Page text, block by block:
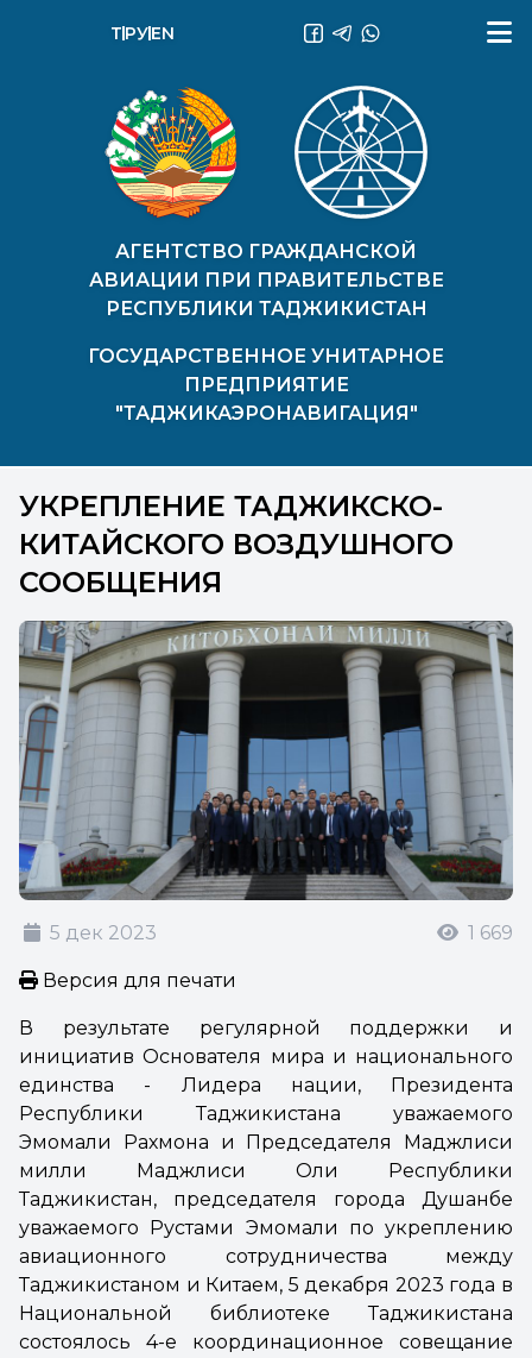
АГЕНТСТВО ГРАЖДАНСКОЙ
АВИАЦИИ ПРИ ПРАВИТЕЛЬСТВЕ
РЕСПУБЛИКИ ТАДЖИКИСТАН
ГОСУДАРСТВЕННОЕ УНИТАРНОЕ
ПРЕДПРИЯТИЕ
"ТАДЖИКАЭРОНАВИГАЦИЯ"
ТҶ РУEN
УКРЕПЛЕНИЕ ТАДЖИКСКО-
КИТАЙСКОГО ВОЗДУШНОГО
СООБЩЕНИЯ
5 дек 2023 1 669
Версия для печати
В результате регулярной поддержки и
инициатив Основателя мира и национального
единства - Лидера нации, Президента
Республики Таджикистана уважаемого
Эмомали Рахмона и Председателя Маджлиси
милли Маджлиси Оли Республики
Таджикистан, председателя города Душанбе
уважаемого Рустами Эмомали по укреплению
авиационного сотрудничества между
Таджикистаном и Китаем, 5 декабря 2023 года в
Национальной библиотеке Таджикистана
состоялось 4-е координационное совещание